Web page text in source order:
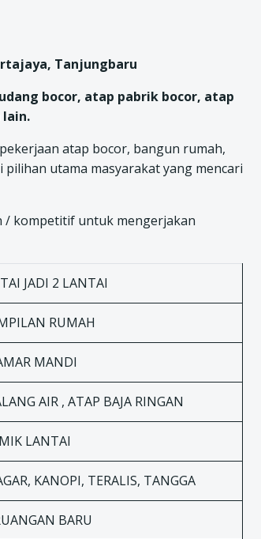
Tanjungbaru
bocor, atap pabrik bocor, atap
lain.
atap bocor, bangun rumah,
utama masyarakat yang mencari
/ kompetitif untuk mengerjakan
JADI 2 LANTAI
RUMAH
MANDI
AIR , ATAP BAJA RINGAN
LANTAI
KANOPI, TERALIS, TANGGA
BARU